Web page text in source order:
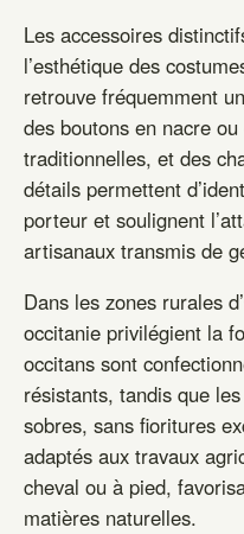
Les accessoires
l’esthétique des
retrouve fréquemment
des boutons en nacre
traditionnelles, et des
détails permettent
porteur et soulignent
artisanaux transmis de
Dans les zones rurales
occitanie privilégient la
occitans sont
résistants, tandis que
sobres, sans fioritures
adaptés aux travaux
cheval ou à pied,
matières naturelles.